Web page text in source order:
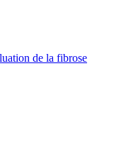
de la fibrose